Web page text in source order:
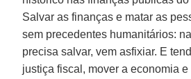
Salvar as finanças e matar as
sem precedentes humanitários:
precisa salvar, vem asfixiar. E
justiça fiscal, mover a economia e